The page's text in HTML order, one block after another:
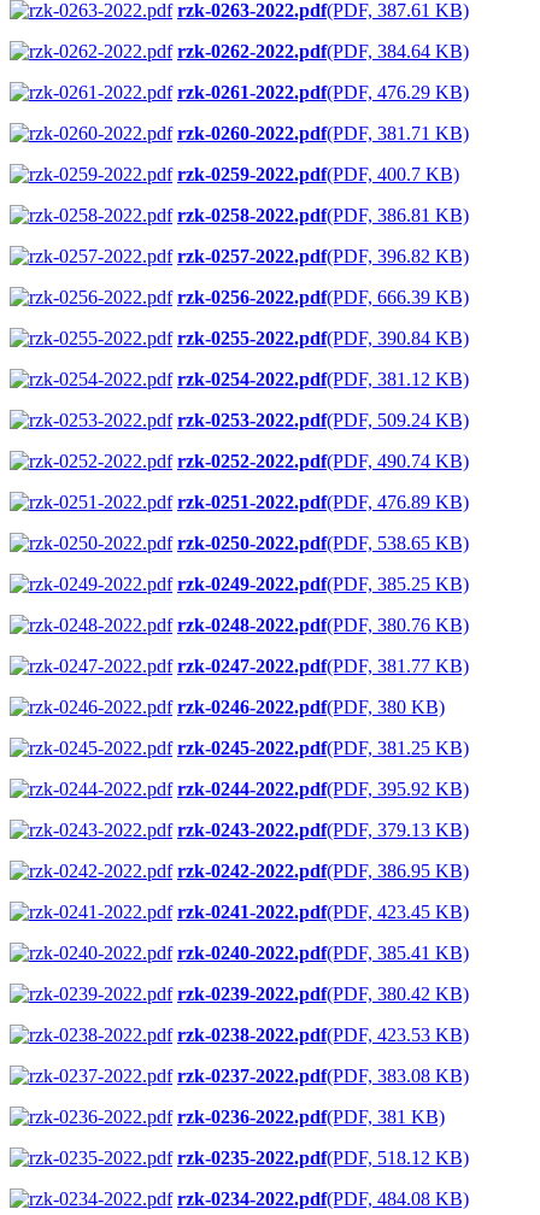
rzk-0263-2022.pdf(PDF, 387.61 KB)
rzk-0262-2022.pdf(PDF, 384.64 KB)
rzk-0261-2022.pdf(PDF, 476.29 KB)
rzk-0260-2022.pdf(PDF, 381.71 KB)
rzk-0259-2022.pdf(PDF, 400.7 KB)
rzk-0258-2022.pdf(PDF, 386.81 KB)
rzk-0257-2022.pdf(PDF, 396.82 KB)
rzk-0256-2022.pdf(PDF, 666.39 KB)
rzk-0255-2022.pdf(PDF, 390.84 KB)
rzk-0254-2022.pdf(PDF, 381.12 KB)
rzk-0253-2022.pdf(PDF, 509.24 KB)
rzk-0252-2022.pdf(PDF, 490.74 KB)
rzk-0251-2022.pdf(PDF, 476.89 KB)
rzk-0250-2022.pdf(PDF, 538.65 KB)
rzk-0249-2022.pdf(PDF, 385.25 KB)
rzk-0248-2022.pdf(PDF, 380.76 KB)
rzk-0247-2022.pdf(PDF, 381.77 KB)
rzk-0246-2022.pdf(PDF, 380 KB)
rzk-0245-2022.pdf(PDF, 381.25 KB)
rzk-0244-2022.pdf(PDF, 395.92 KB)
rzk-0243-2022.pdf(PDF, 379.13 KB)
rzk-0242-2022.pdf(PDF, 386.95 KB)
rzk-0241-2022.pdf(PDF, 423.45 KB)
rzk-0240-2022.pdf(PDF, 385.41 KB)
rzk-0239-2022.pdf(PDF, 380.42 KB)
rzk-0238-2022.pdf(PDF, 423.53 KB)
rzk-0237-2022.pdf(PDF, 383.08 KB)
rzk-0236-2022.pdf(PDF, 381 KB)
rzk-0235-2022.pdf(PDF, 518.12 KB)
rzk-0234-2022.pdf(PDF, 484.08 KB)